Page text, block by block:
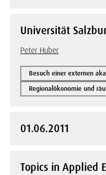
Universität
Peter Huber
Besuch einer externen
Regionalökonomie und
01.06.2011
Topics in Applied